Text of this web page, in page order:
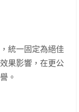
統一固定為絕佳
果影響，在更公
。